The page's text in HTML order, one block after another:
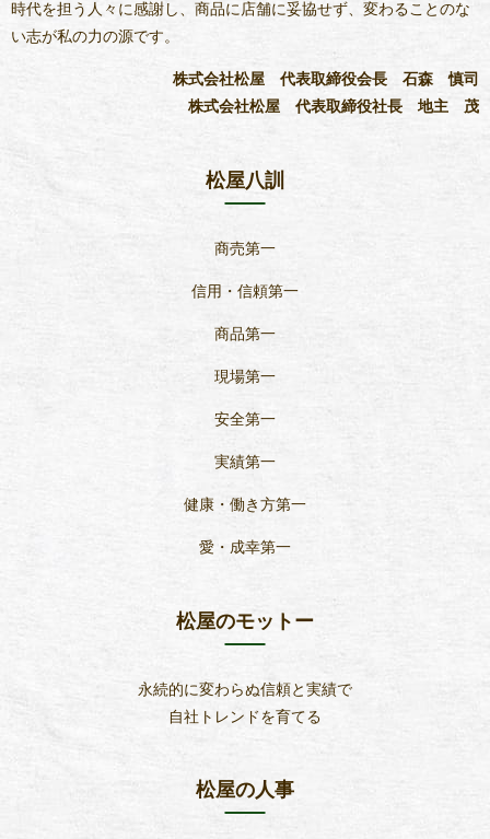
時代を担う人々に感謝し、商品に店舗に妥協せず、変わることのな
い志が私の力の源です。
株式会社松屋 代表取締役会長 石森 慎司
株式会社松屋 代表取締役社長 地主 茂
松屋八訓
商売第一
信用・信頼第一
商品第一
現場第一
安全第一
実績第一
健康・働き方第一
愛・成幸第一
松屋のモットー
永続的に変わらぬ信頼と実績で
自社トレンドを育てる
松屋の人事